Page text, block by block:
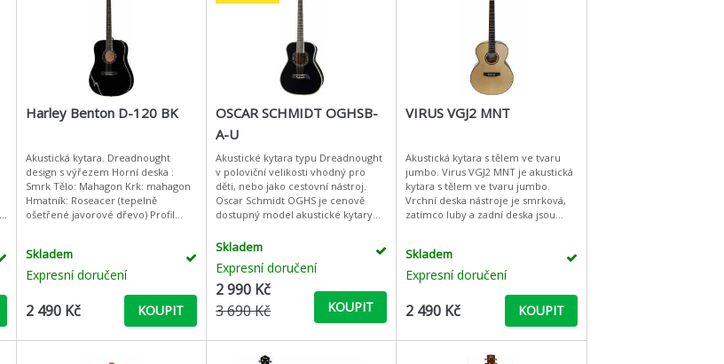
Harley Benton D-120 BK
Akustická kytara. Dreadnought
design s výřezem Horní deska :
Smrk Tělo: Mahagon Krk: mahagon
Hmatník: Roseacer (tepelně
ošetřené javorové dřevo) Profil
nultého pražc
Skladem
Expresní doručení
2 490 Kč KOUPIT
OSCAR SCHMIDT OGHSB-
A-U
Akustické kytara typu Dreadnought
v poloviční velikosti vhodný pro
děti, nebo jako cestovní nástroj.
Oscar Schmidt OGHS je cenově
dostupný model akustické kytary
velikosti vhodný pro děti, ne
Skladem
Expresní doručení
2 990 Kč
3 690 Kč
KOUPIT
VIRUS VGJ2 MNT
Akustická kytara s tělem ve tvaru
jumbo. Virus VGJ2 MNT je akustická
kytara s tělem ve tvaru jumbo.
Vrchní deska nástroje je smrková,
zatímco luby a zadní deska jsou
Skladem
Expresní doručení
2 490 Kč KOUPIT